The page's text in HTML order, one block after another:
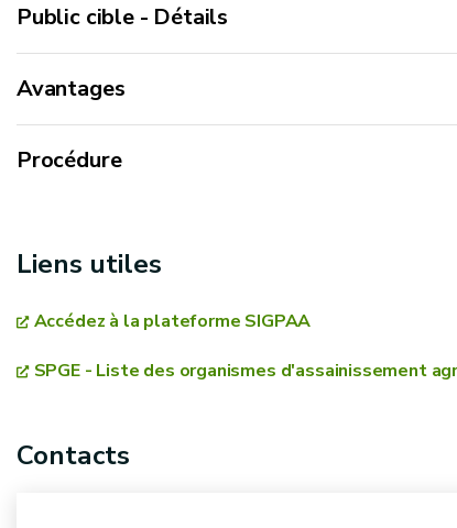
Public cible - Détails
Avantages
Procédure
SIGPAA
Liens utiles
Accédez à la plateforme SIGPAA
SPGE - Liste des organismes d'assainissement
Contacts